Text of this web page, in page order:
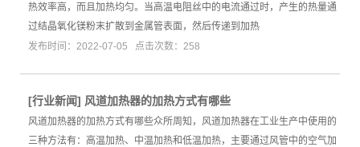
热效率高，而且加热均匀。当高温电阻丝中的电流通过时，产生的热量通
过结晶氧化镁粉末扩散到金属管表面，然后传递到加热
发布时间：2022-07-05 点击次数：258
[行业新闻] 风道加热器的加热方式有哪些
风道加热器的加热方式有哪些众所周知，风道加热器在工业生产中使用的
三种方法有：高温加热、中温加热和低温加热，主要通过风管中的空气加